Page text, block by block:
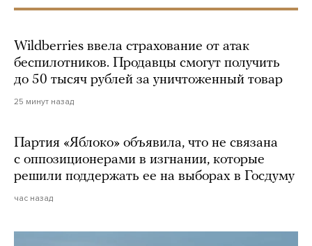
Wildberries ввела страхование от атак
беспилотников. Продавцы смогут получить
до 50 тысяч рублей за уничтоженный товар
25 минут назад
Партия «Яблоко» объявила, что не связана
с оппозиционерами в изгнании, которые
решили поддержать ее на выборах в Госдуму
час назад